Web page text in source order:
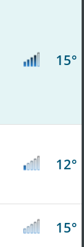
15°
12°
15°